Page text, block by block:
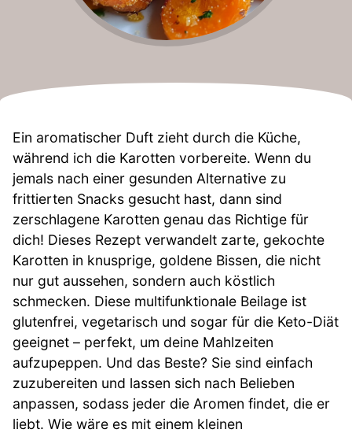
Ein aromatischer Duft zieht durch die Küche,
während ich die Karotten vorbereite. Wenn du
jemals nach einer gesunden Alternative zu
frittierten Snacks gesucht hast, dann sind
zerschlagene Karotten genau das Richtige für
dich! Dieses Rezept verwandelt zarte, gekochte
Karotten in knusprige, goldene Bissen, die nicht
nur gut aussehen, sondern auch köstlich
schmecken. Diese multifunktionale Beilage ist
glutenfrei, vegetarisch und sogar für die Keto-Diät
geeignet – perfekt, um deine Mahlzeiten
aufzupeppen. Und das Beste? Sie sind einfach
zuzubereiten und lassen sich nach Belieben
anpassen, sodass jeder die Aromen findet, die er
liebt. Wie wäre es mit einem kleinen